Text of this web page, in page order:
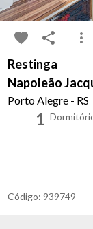
Restinga
Napoleão
Porto Alegre - RS
1
Código: 939749